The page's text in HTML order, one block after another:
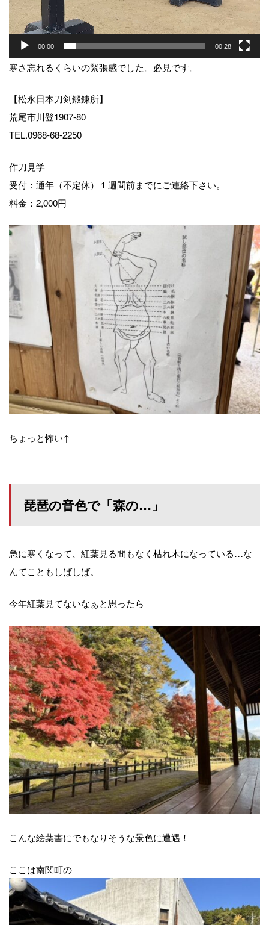
00:00 00:28
寒さ忘れるくらいの緊張感でした。必見です。
【松永日本刀剣鍛錬所】
荒尾市川登1907-80
TEL.0968-68-2250
作刀見学
受付：通年（不定休）１週間前までにご連絡下さい。
料金：2,000円
ちょっと怖い↑
琵琶の音色で「森の…」
急に寒くなって、紅葉見る間もなく枯れ木になっている…な
んてこともしばしば。
今年紅葉見てないなぁと思ったら
こんな絵葉書にでもなりそうな景色に遭遇！
ここは南関町の